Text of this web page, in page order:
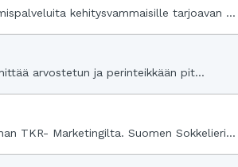
kehitysvammaisille tarjoavan ...
arvostetun ja perinteikkään pit...
TKR- Marketingilta. Suomen Sokkelieri...